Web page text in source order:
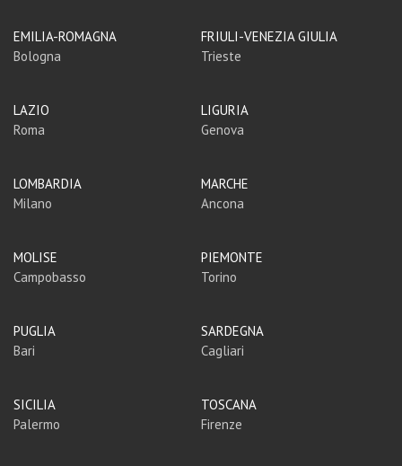
EMILIA-ROMAGNA
Bologna
FRIULI-VENEZIA GIULIA
Trieste
LAZIO
Roma
LIGURIA
Genova
LOMBARDIA
Milano
MARCHE
Ancona
MOLISE
Campobasso
PIEMONTE
Torino
PUGLIA
Bari
SARDEGNA
Cagliari
SICILIA
Palermo
TOSCANA
Firenze